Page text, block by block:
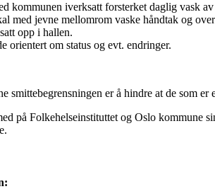
kommunen iverksatt forsterket daglig vask av
med jevne mellomrom vaske håndtak og
opp i hallen.
orientert om status og evt. endringer.
smittebegrensningen er å hindre at de som
på Folkehelseinstituttet og Oslo kommune